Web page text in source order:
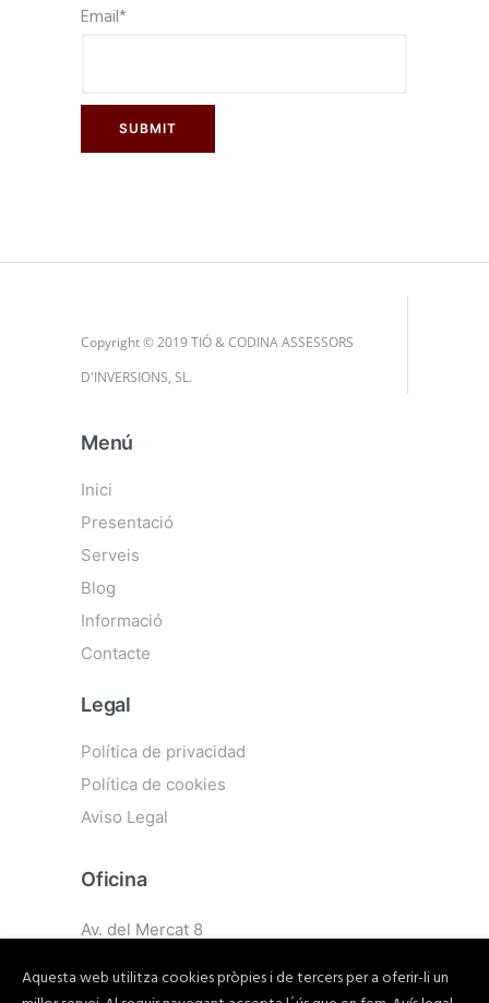
Email*
Copyright © 2019 TIÓ & CODINA ASSESSORS
D'INVERSIONS, SL.
Menú
Inici
Presentació
Serveis
Blog
Informació
Contacte
Legal
Política de privacidad
Política de cookies
Aviso Legal
Oficina
Av. del Mercat 8
Aquesta web utilitza cookies pròpies i de tercers per a oferir-li un